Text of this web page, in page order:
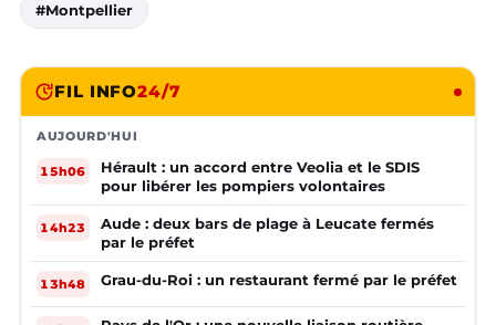
#Montpellier
FIL INFO24/7
AUJOURD'HUI
15h06
Hérault : un accord entre Veolia et le SDIS
pour libérer les pompiers volontaires
14h23
Aude : deux bars de plage à Leucate fermés
par le préfet
13h48 Grau-du-Roi : un restaurant fermé par le préfet